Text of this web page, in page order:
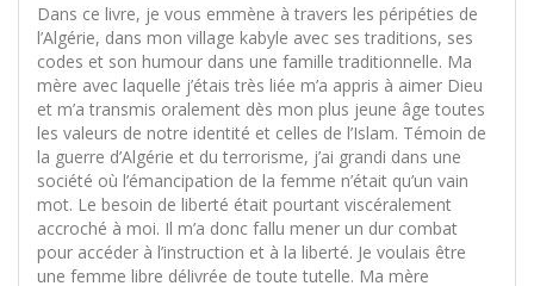
Dans ce livre, je vous emmène à travers les péripéties de
l’Algérie, dans mon village kabyle avec ses traditions, ses
codes et son humour dans une famille traditionnelle. Ma
mère avec laquelle j’étais très liée m’a appris à aimer Dieu
et m’a transmis oralement dès mon plus jeune âge toutes
les valeurs de notre identité et celles de l’Islam. Témoin de
la guerre d’Algérie et du terrorisme, j’ai grandi dans une
société où l’émancipation de la femme n’était qu’un vain
mot. Le besoin de liberté était pourtant viscéralement
accroché à moi. Il m’a donc fallu mener un dur combat
pour accéder à l’instruction et à la liberté. Je voulais être
une femme libre délivrée de toute tutelle. Ma mère